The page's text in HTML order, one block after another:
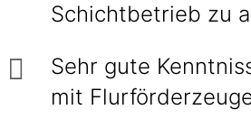
Schichtbetrieb zu
Sehr gute
mit